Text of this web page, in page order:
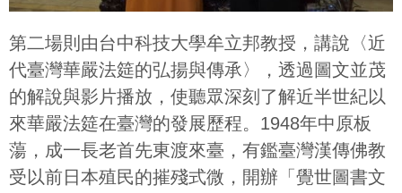
第二場則由台中科技大學牟立邦教授，講說〈近
代臺灣華嚴法筵的弘揚與傳承〉，透過圖文並茂
的解說與影片播放，使聽眾深刻了解近半世紀以
來華嚴法筵在臺灣的發展歷程。1948年中原板
蕩，成一長老首先東渡來臺，有鑑臺灣漢傳佛教
受以前日本殖民的摧殘式微，開辦「覺世圖書文